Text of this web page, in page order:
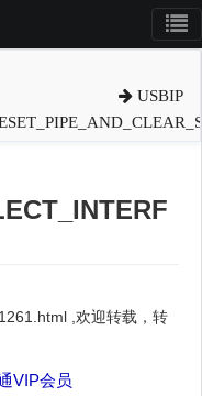
USBIP
,欢迎转载，转
VIP会员